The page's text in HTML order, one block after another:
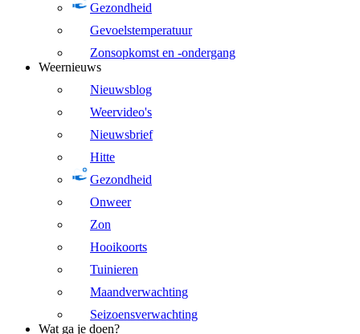
Gezondheid
Gevoelstemperatuur
Zonsopkomst en -ondergang
Weernieuws
Nieuwsblog
Weervideo's
Nieuwsbrief
Hitte
Gezondheid
Onweer
Zon
Hooikoorts
Tuinieren
Maandverwachting
Seizoensverwachting
Wat ga je doen?